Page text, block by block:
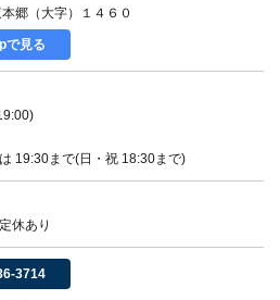
郷（大字）１４６０
で見る
19:30まで(日・祝 18:30まで)
休あり
3714